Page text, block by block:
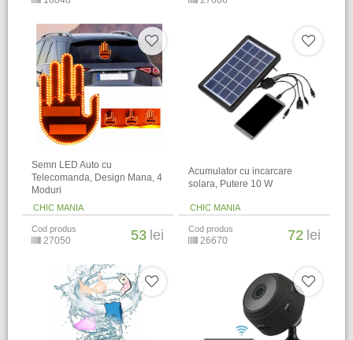
Semn LED Auto cu
Telecomanda, Design Mana, 4
Moduri
CHIC MANIA
Cod produs
27050 53 lei
Acumulator cu incarcare
solara, Putere 10 W
CHIC MANIA
Cod produs
26670 72 lei